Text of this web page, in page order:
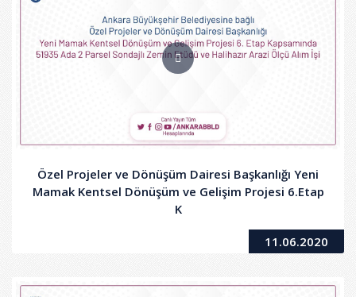
Özel Projeler ve Dönüşüm Dairesi Başkanlığı Yeni
Mamak Kentsel Dönüşüm ve Gelişim Projesi 6.Etap
K
11.06.2020